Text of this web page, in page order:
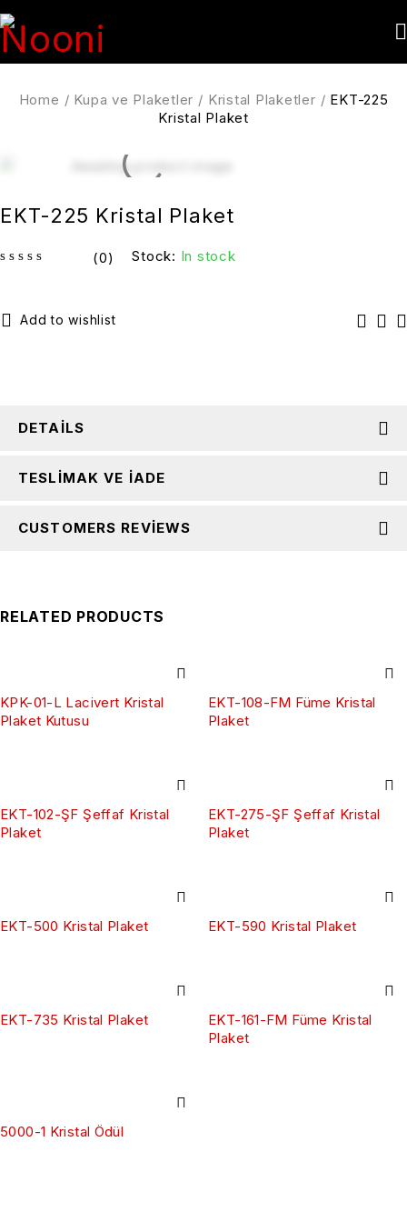
Home / Kupa ve Plaketler / Kristal Plaketler / EKT-225
Kristal Plaket
EKT-225 Kristal Plaket
(0) Stock: In stock
DETAILS
TESLIMAK VE İADE
CUSTOMERS REVIEWS
RELATED PRODUCTS
KPK-01-L Lacivert Kristal
Plaket Kutusu
EKT-108-FM Füme Kristal
Plaket
EKT-102-ŞF Şeffaf Kristal
Plaket
EKT-275-ŞF Şeffaf Kristal
Plaket
EKT-500 Kristal Plaket EKT-590 Kristal Plaket
EKT-735 Kristal Plaket
EKT-161-FM Füme Kristal
Plaket
5000-1 Kristal Ödül